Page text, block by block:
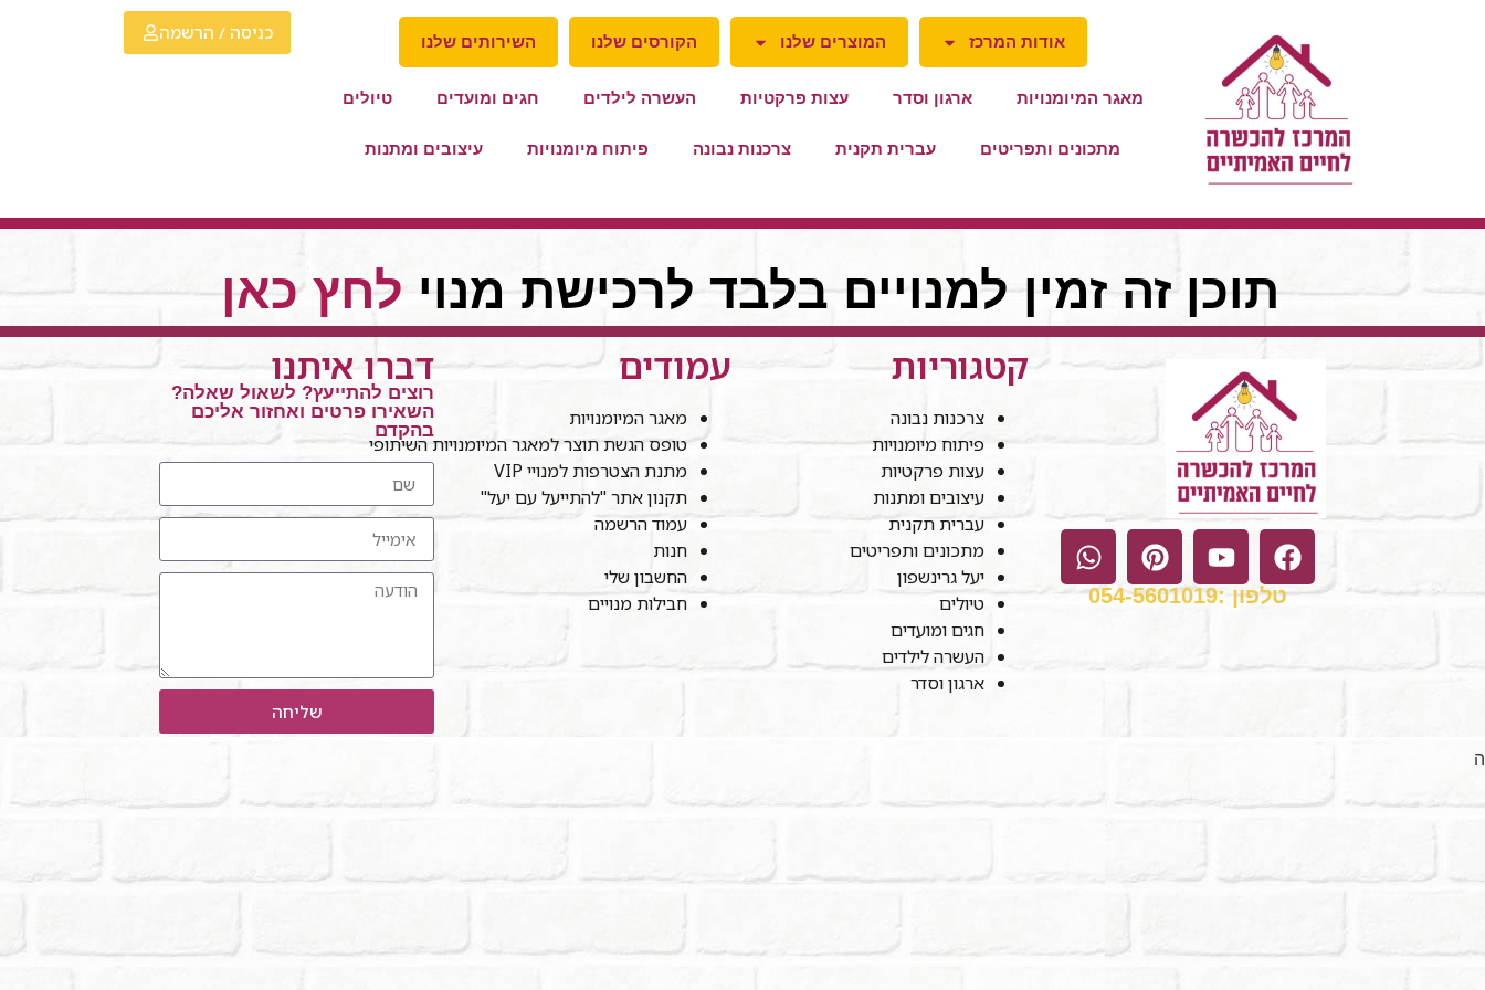
אודות המרכז המוצרים שלנו הקורסים שלנו השירותים שלנו
מאגר המיומנויות ארגון וסדר עצות פרקטיות העשרה לילדים חגים ומועדים טיולים
מתכונים ותפריטים עברית תקנית צרכנות נבונה פיתוח מיומנויות עיצובים ומתנות
כניסה / הרשמה
תוכן זה זמין למנויים בלבד לרכישת מנוי לחץ כאן
טלפון :054-5601019
קטגוריות
צרכנות נבונה
פיתוח מיומנויות
עצות פרקטיות
עיצובים ומתנות
עברית תקנית
מתכונים ותפריטים
יעל גרינשפון
טיולים
חגים ומועדים
העשרה לילדים
ארגון וסדר
עמודים
מאגר המיומנויות
טופס הגשת תוצר למאגר המיומנויות השיתופי
מתנת הצטרפות למנויי VIP
תקנון אתר "להתייעל עם יעל"
עמוד הרשמה
חנות
החשבון שלי
חבילות מנויים
דברו איתנו
רוצים להתייעץ? לשאול שאלה?
השאירו פרטים ואחזור אליכם
בהקדם
שליחה
ה